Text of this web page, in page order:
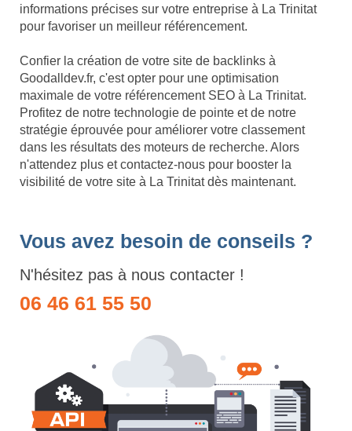
informations précises sur votre entreprise à La Trinitat
pour favoriser un meilleur référencement.
Confier la création de votre site de backlinks à
Goodalldev.fr, c'est opter pour une optimisation
maximale de votre référencement SEO à La Trinitat.
Profitez de notre technologie de pointe et de notre
stratégie éprouvée pour améliorer votre classement
dans les résultats des moteurs de recherche. Alors
n'attendez plus et contactez-nous pour booster la
visibilité de votre site à La Trinitat dès maintenant.
Vous avez besoin de conseils ?
N'hésitez pas à nous contacter !
06 46 61 55 50